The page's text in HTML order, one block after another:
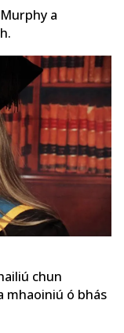
a
chun
mhaoiniú ó bhás